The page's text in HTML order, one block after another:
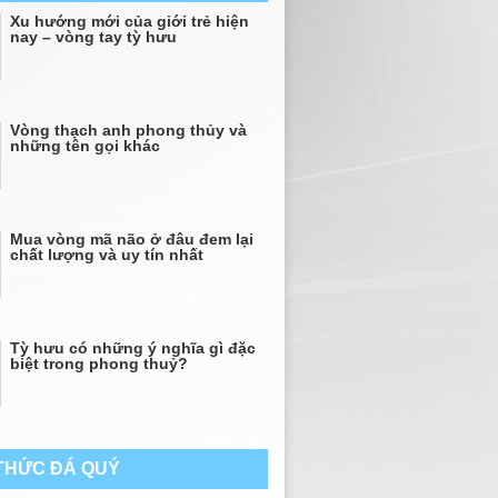
Xu hướng mới của giới trẻ hiện
nay – vòng tay tỳ hưu
Vòng thạch anh phong thủy và
những tên gọi khác
Mua vòng mã não ở đâu đem lại
chất lượng và uy tín nhất
Tỳ hưu có những ý nghĩa gì đặc
biệt trong phong thuỷ?
ĐÁ QUÝ